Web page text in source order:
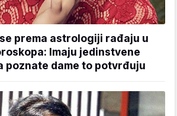
prema astrologiji rađaju u
Imaju jedinstvene
poznate dame to potvrđuju